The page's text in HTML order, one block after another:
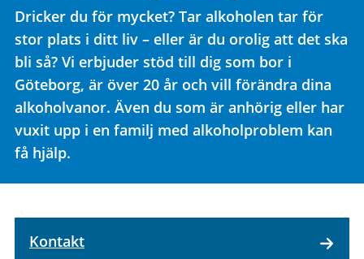
Dricker du för mycket? Tar alkoholen tar för
stor plats i ditt liv – eller är du orolig att det ska
bli så? Vi erbjuder stöd till dig som bor i
Göteborg, är över 20 år och vill förändra dina
alkoholvanor. Även du som är anhörig eller har
vuxit upp i en familj med alkoholproblem kan
få hjälp.
Kontakt